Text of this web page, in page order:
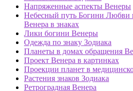
Напряженные аспекты Венеры
Небесный путь Богини Любви
Венера в знаках
Лики богини Венеры
Одежда по знаку Зодиака
Планеты в домах обращения
Проект Венера в картинках
Проекции планет в
Растения знаков Зодиака
Ретроградная Венера